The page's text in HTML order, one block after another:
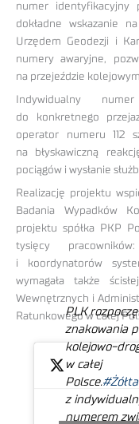
numer identyfikacyjny
dokładne wskazanie
Urzędem Geodezji i
numery awaryjne,
na przejeździe
Indywidualny
do konkretnego
operator numeru 112
na błyskawiczną
pociągów i wysłanie
Realizację projektu
Badania Wypadków
projektu spółka PKP
tysięcy
i koordynatorów
wymagała także
Wewnętrznych i
Ratunkowego w całej
PLK
znakowania
kolejowo-
w całej
Polsce.
z
numerem